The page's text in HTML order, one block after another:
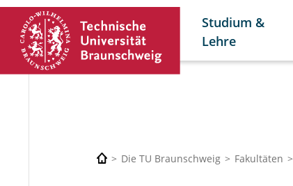
Studium &
Lehre
Die TU Braunschweig Fakultäten